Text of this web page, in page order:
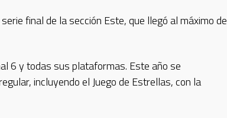
final de la sección Este, que llegó al máximo de
6 y todas sus plataformas. Este año se
incluyendo el Juego de Estrellas, con la